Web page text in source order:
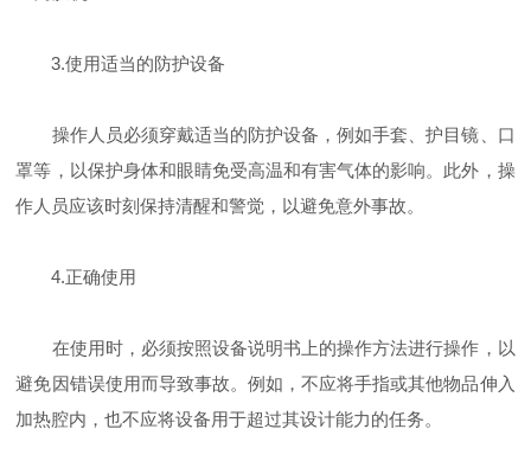
3.使用适当的防护设备
操作人员必须穿戴适当的防护设备，例如手套、护目镜、口
罩等，以保护身体和眼睛免受高温和有害气体的影响。此外，操
作人员应该时刻保持清醒和警觉，以避免意外事故。
4.正确使用
在使用时，必须按照设备说明书上的操作方法进行操作，以
避免因错误使用而导致事故。例如，不应将手指或其他物品伸入
加热腔内，也不应将设备用于超过其设计能力的任务。